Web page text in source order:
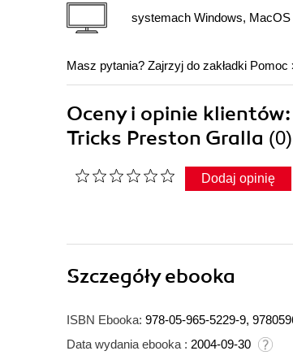
systemach Windows, MacOS
Masz pytania? Zajrzyj do zakładki Pomoc
Oceny i opinie
Tricks Preston Gralla (0)
Dodaj opinię
Szczegółyebooka
ISBN Ebooka: 978-05-965-5229-9,
Data wydania ebooka : 2004-09-30